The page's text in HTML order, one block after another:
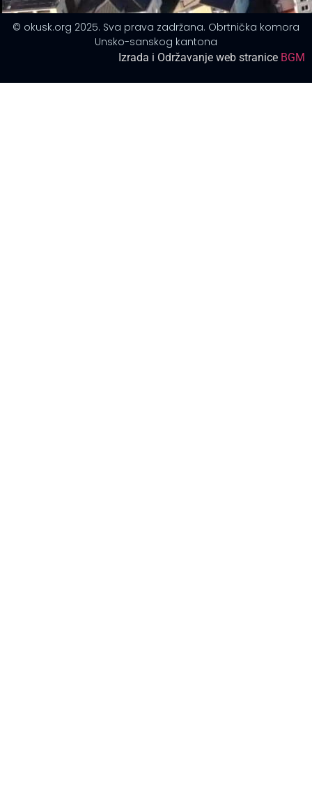
© okusk.org 2025. Sva prava zadržana. Obrtnička komora
Unsko-sanskog kantona
Izrada i Održavanje web stranice BGM